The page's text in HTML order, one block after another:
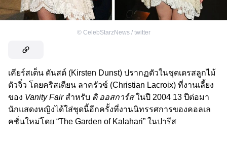
© CelebStarzNews / twitter
เคียร์สเต็น ดันสต์ (Kirsten Dunst) ปรากฏตัวในชุดเดรสลูกไม้
ตัวจิ๋ว โดยคริสเตียน ลาครัวซ์ (Christian Lacroix) ที่งานเลี้ยง
ของ Vanity Fairสำหรับ ดิ ออสการ์สในปี 2004 13 ปีต่อมา
นักแสดงหญิงได้ใส่ชุดนี้อีกครั้งที่งานนิทรรศการของคอลเล
คชั่นใหม่โดย “The Garden of Kalahari” ในปารีส